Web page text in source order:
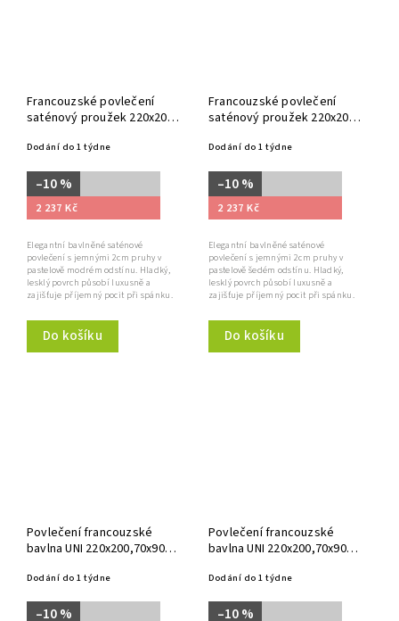
Francouzské povlečení
saténový proužek 220x200,
Dodání do 1 týdne
–10 %
2 237 Kč
Do košíku
Elegantní bavlněné saténové
povlečení s jemnými 2cm pruhy v
pastelově modrém odstínu. Hladký,
lesklý povrch působí luxusně a
zajišťuje příjemný pocit při spánku.
Francouzské povlečení
saténový proužek 220x200,
Dodání do 1 týdne
–10 %
2 237 Kč
Do košíku
Elegantní bavlněné saténové
povlečení s jemnými 2cm pruhy v
pastelově šedém odstínu. Hladký,
lesklý povrch působí luxusně a
zajišťuje příjemný pocit při spánku.
Povlečení francouzské
bavlna UNI 220x200,70x90
Dodání do 1 týdne
–10 %
Povlečení francouzské
bavlna UNI 220x200,70x90
Dodání do 1 týdne
–10 %